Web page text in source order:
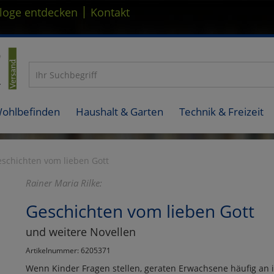
entdecken | Kontakt
Haushalt & Garten Technik & Freizeit
vom lieben Gott
Rainer Maria Rilke:
Geschichten vom lieben Gott
und weitere Novellen
Artikelnummer: 6205371
Wenn Kinder Fragen stellen, geraten Erwachsene häufig